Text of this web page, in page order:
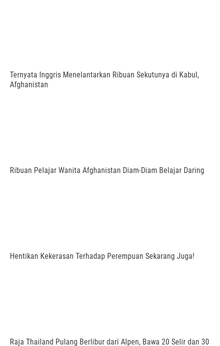
Ternyata Inggris Menelantarkan Ribuan Sekutunya di Kabul,
Afghanistan
Ribuan Pelajar Wanita Afghanistan Diam-Diam Belajar Daring
Hentikan Kekerasan Terhadap Perempuan Sekarang Juga!
Raja Thailand Pulang Berlibur dari Alpen, Bawa 20 Selir dan 30